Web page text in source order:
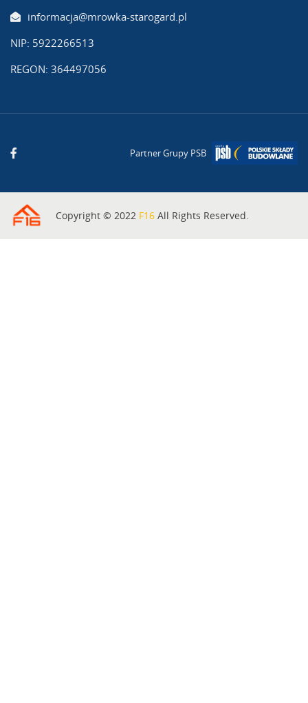
informacja@mrowka-starogard.pl
NIP: 5922266513
REGON: 364497056
Partner Grupy PSB
Copyright © 2022 F16 All Rights Reserved.